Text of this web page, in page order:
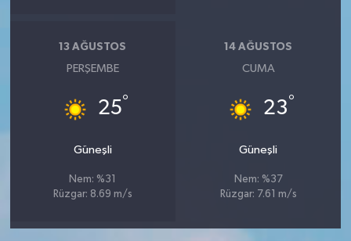
13 AĞUSTOS
PERŞEMBE
25°
Güneşli
Nem: %31
Rüzgar: 8.69 m/s
14 AĞUSTOS
CUMA
23°
Güneşli
Nem: %37
Rüzgar: 7.61 m/s